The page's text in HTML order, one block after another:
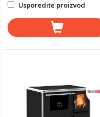
Usporedite proizvod